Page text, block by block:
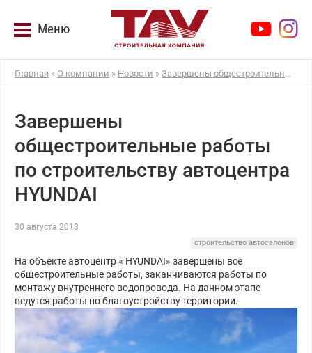
Меню
Главная » О компании » Новости » Завершены общестроительные работы по строительству автоцентра HYUNDAI
Завершены
общестроительные работы
по строительству автоцентра
HYUNDAI
30 августа 2013
строительство автосалонов
На объекте автоцентр « HYUNDAI» завершены все
общестроительные работы, заканчиваются работы по
монтажу внутреннего водопровода. На данном этапе
ведутся работы по благоустройству территории.